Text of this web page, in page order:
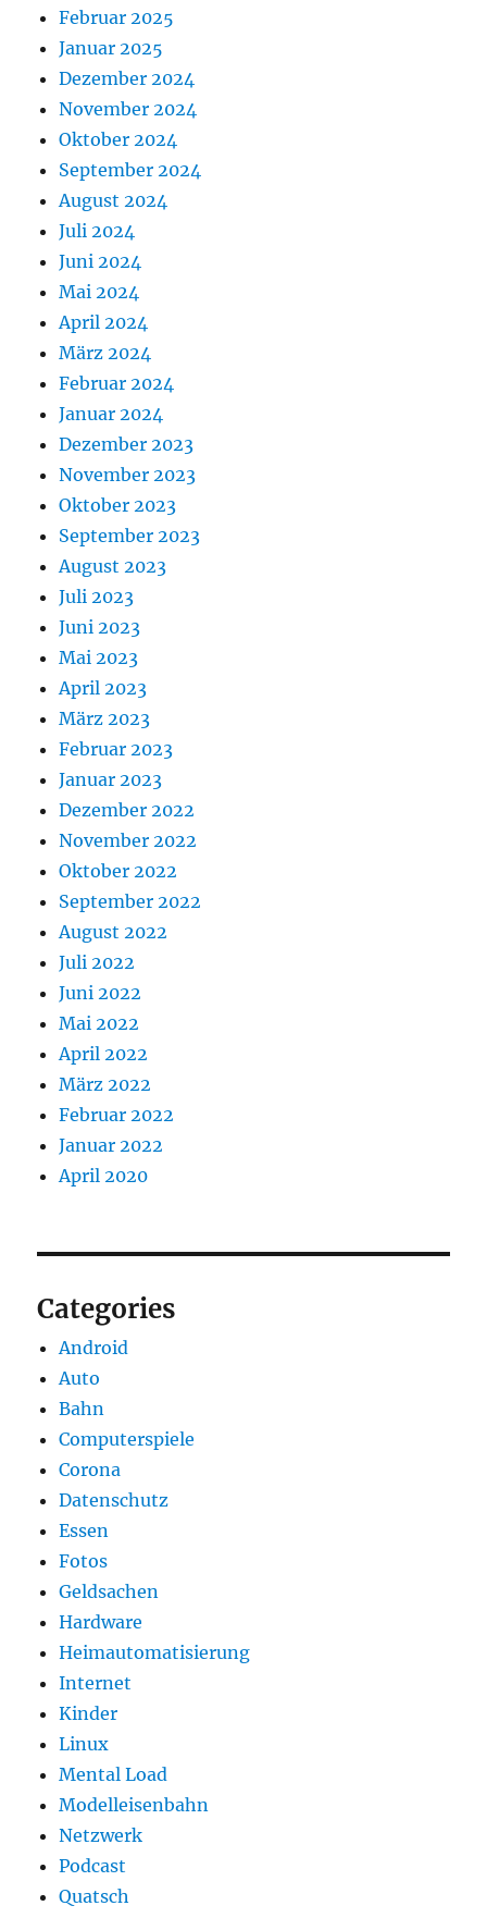
Februar 2025
Januar 2025
Dezember 2024
November 2024
Oktober 2024
September 2024
August 2024
Juli 2024
Juni 2024
Mai 2024
April 2024
März 2024
Februar 2024
Januar 2024
Dezember 2023
November 2023
Oktober 2023
September 2023
August 2023
Juli 2023
Juni 2023
Mai 2023
April 2023
März 2023
Februar 2023
Januar 2023
Dezember 2022
November 2022
Oktober 2022
September 2022
August 2022
Juli 2022
Juni 2022
Mai 2022
April 2022
März 2022
Februar 2022
Januar 2022
April 2020
Categories
Android
Auto
Bahn
Computerspiele
Corona
Datenschutz
Essen
Fotos
Geldsachen
Hardware
Heimautomatisierung
Internet
Kinder
Linux
Mental Load
Modelleisenbahn
Netzwerk
Podcast
Quatsch